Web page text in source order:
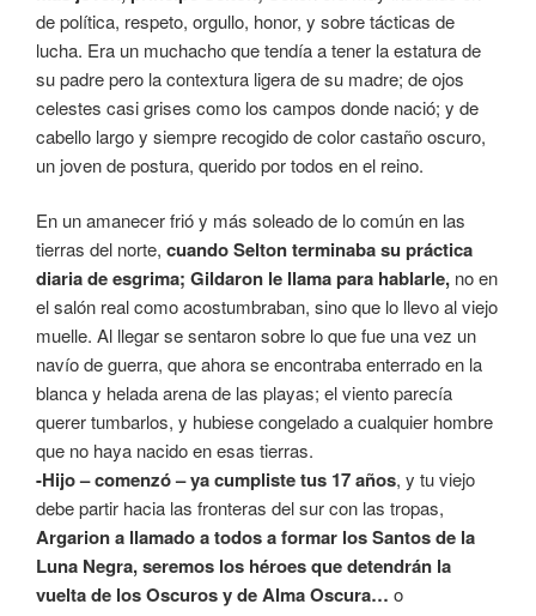
de política, respeto, orgullo, honor, y sobre tácticas de
lucha. Era un muchacho que tendía a tener la estatura de
su padre pero la contextura ligera de su madre; de ojos
celestes casi grises como los campos donde nació; y de
cabello largo y siempre recogido de color castaño oscuro,
un joven de postura, querido por todos en el reino.
En un amanecer frió y más soleado de lo común en las
tierras del norte, cuando Selton terminaba su práctica
diaria de esgrima; Gildaron le llama para hablarle, no en
el salón real como acostumbraban, sino que lo llevo al viejo
muelle. Al llegar se sentaron sobre lo que fue una vez un
navío de guerra, que ahora se encontraba enterrado en la
blanca y helada arena de las playas; el viento parecía
querer tumbarlos, y hubiese congelado a cualquier hombre
que no haya nacido en esas tierras.
-Hijo – comenzó – ya cumpliste tus 17 años, y tu viejo
debe partir hacia las fronteras del sur con las tropas,
Argarion a llamado a todos a formar los Santos de la
Luna Negra, seremos los héroes que detendrán la
vuelta de los Oscuros y de Alma Oscura… o